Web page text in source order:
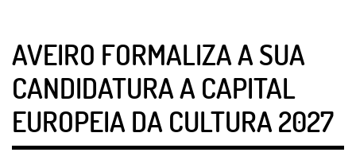
AVEIRO FORMALIZA A SUA
CANDIDATURA A CAPITAL
EUROPEIA DA CULTURA 2027